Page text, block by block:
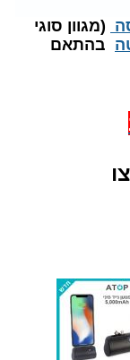
(מגוון סוגי
בהתאם